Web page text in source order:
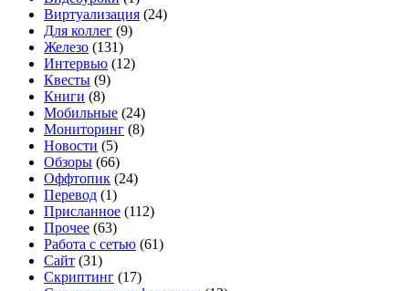
Виртуализация (24)
Для коллег (9)
Железо (131)
Интервью (12)
Квесты (9)
Книги (8)
Мобильные (24)
Мониторинг (8)
Новости (5)
Обзоры (66)
Оффтопик (24)
Перевод (1)
Присланное (112)
Прочее (63)
Работа с сетью (61)
Сайт (31)
Скриптинг (17)